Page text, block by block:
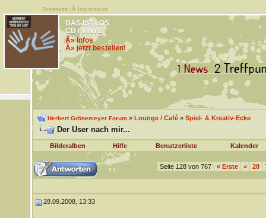
Startseite |Â Impressum
DAS IST LOS
CD / VINYL
Â» Infos
Â» jetzt bestellen!
Herbert Grönemeyer Forum» Lounge / Café» Spiel- & Kreativ-Ecke
Der User nach mir...
Bilderalben Hilfe Benutzerliste Kalender
Seite 128 von 767 «Erste < 28
28.09.2008, 13:33